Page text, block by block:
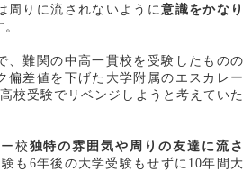
周りに流されないように意識をかなり
、難関の中高一貫校を受験したものの
偏差値を下げた大学附属のエスカレー
校受験でリベンジしようと考えていた
校 独特の雰囲気や周りの友達に流さ
験も6年後の大学受験もせずに10年間大